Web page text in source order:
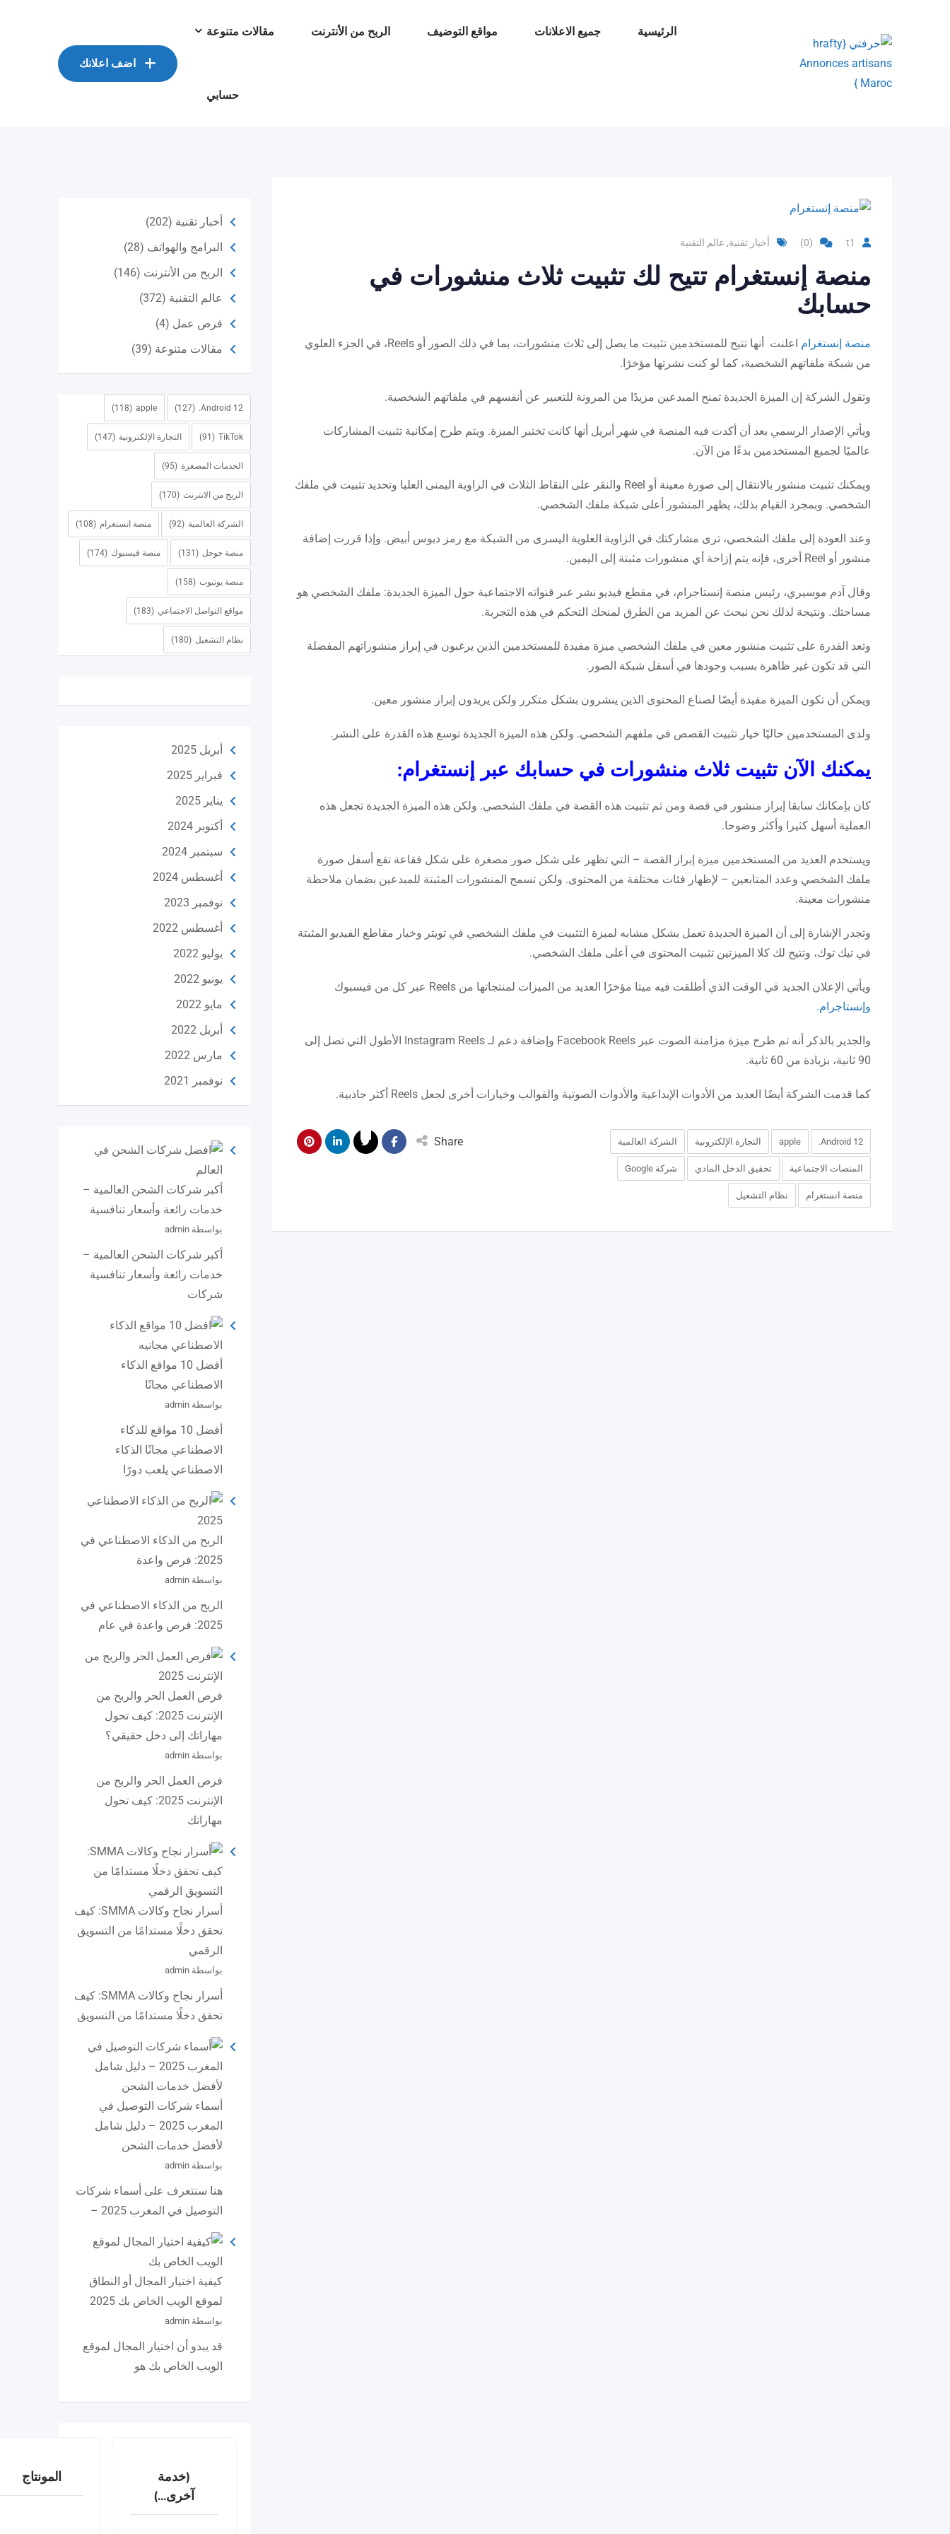
اضف اعلانك
الرئيسية جميع الاعلانات مواقع التوضيف الربح من الأنترنت مقالات متنوعة
حسابي
t1
(0) أخبار تقنية, عالم التقنية
منصة إنستغرام تتيح لك تثبيت ثلاث منشورات في
حسابك
منصة إنستغرام
اعلنت أنها تتيح للمستخدمين تثبيت ما يصل إلى ثلاث منشورات، بما في ذلك الصور أو Reels، في الجزء العلوي
من شبكة ملفاتهم الشخصية، كما لو كنت نشرتها مؤخرًا.
وتقول الشركة إن الميزة الجديدة تمنح المبدعين مزيدًا من المرونة للتعبير عن أنفسهم في ملفاتهم الشخصية.
ويأتي الإصدار الرسمي بعد أن أكدت فيه المنصة في شهر أبريل أنها كانت تختبر الميزة. ويتم طرح إمكانية تثبيت المشاركات
عالميًا لجميع المستخدمين بدءًا من الآن.
ويمكنك تثبيت منشور بالانتقال إلى صورة معينة أو Reel والنقر على النقاط الثلاث في الزاوية اليمنى العليا وتحديد تثبيت في ملفك
الشخصي. وبمجرد القيام بذلك، يظهر المنشور أعلى شبكة ملفك الشخصي.
وعند العودة إلى ملفك الشخصي، ترى مشاركتك في الزاوية العلوية اليسرى من الشبكة مع رمز دبوس أبيض. وإذا قررت إضافة
منشور أو Reel أخرى، فإنه يتم إزاحة أي منشورات مثبتة إلى اليمين.
وقال آدم موسيري، رئيس منصة إنستاجرام، في مقطع فيديو نشر عبر قنواته الاجتماعية حول الميزة الجديدة: ملفك الشخصي هو
مساحتك. ونتيجة لذلك نحن نبحث عن المزيد من الطرق لمنحك التحكم في هذه التجربة.
وتعد القدرة على تثبيت منشور معين في ملفك الشخصي ميزة مفيدة للمستخدمين الذين يرغبون في إبراز منشوراتهم المفضلة
التي قد تكون غير ظاهرة بسبب وجودها في أسفل شبكة الصور.
ويمكن أن تكون الميزة مفيدة أيضًا لصناع المحتوى الذين ينشرون بشكل متكرر ولكن يريدون إبراز منشور معين.
ولدى المستخدمين حاليًا خيار تثبيت القصص في ملفهم الشخصي. ولكن هذه الميزة الجديدة توسع هذه القدرة على النشر.
يمكنك الآن تثبيت ثلاث منشورات في حسابك عبر إنستغرام:
كان بإمكانك سابقا إبراز منشور في قصة ومن ثم تثبيت هذه القصة في ملفك الشخصي. ولكن هذه الميزة الجديدة تجعل هذه
العملية أسهل كثيرا وأكثر وضوحا.
ويستخدم العديد من المستخدمين ميزة إبراز القصة – التي تظهر على شكل صور مصغرة على شكل فقاعة تقع أسفل صورة
ملفك الشخصي وعدد المتابعين – لإظهار فئات مختلفة من المحتوى. ولكن تسمح المنشورات المثبتة للمبدعين بضمان ملاحظة
منشورات معينة.
وتجدر الإشارة إلى أن الميزة الجديدة تعمل بشكل مشابه لميزة التثبيت في ملفك الشخصي في تويتر وخيار مقاطع الفيديو المثبتة
في تيك توك، وتتيح لك كلا الميزتين تثبيت المحتوى في أعلى ملفك الشخصي.
ويأتي الإعلان الجديد في الوقت الذي أطلقت فيه ميتا مؤخرًا العديد من الميزات لمنتجاتها من Reels عبر كل من فيسبوك
وإنستاجرام.
والجدير بالذكر أنه تم طرح ميزة مزامنة الصوت عبر Facebook Reels وإضافة دعم لـ Instagram Reels الأطول التي تصل إلى
90 ثانية، بزيادة من 60 ثانية.
كما قدمت الشركة أيضًا العديد من الأدوات الإبداعية والأدوات الصوتية والقوالب وخيارات أخرى لجعل Reels أكثر جاذبية.
Android 12.
apple التجارة الإلكترونية الشركة العالمية
المنصات الاجتماعية تحقيق الدخل المادي شركة Google
منصة انستغرام نظام التشغيل
Share
أخبار تقنية (202)
البرامج والهواتف (28)
الربح من الأنترنت (146)
عالم التقنية (372)
فرص عمل (4)
مقالات متنوعة (39)
Android 12.
(127)
apple
(118)
TikTok
(91) التجارة الإلكترونية (147)
الخدمات المصغرة (95)
الربح من الانترنت (170)
الشركة العالمية (92) منصة انستغرام (108)
منصة جوجل (131) منصة فيسبوك (174)
منصة يوتيوب (158)
مواقع التواصل الاجتماعي (183)
نظام التشغيل (180)
أبريل 2025
فبراير 2025
يناير 2025
أكتوبر 2024
سبتمبر 2024
أغسطس 2024
نوفمبر 2023
أغسطس 2022
يوليو 2022
يونيو 2022
مايو 2022
أبريل 2022
مارس 2022
نوفمبر 2021
أكبر شركات الشحن العالمية –
خدمات رائعة وأسعار تنافسية
بواسطة admin
أكبر شركات الشحن العالمية –
خدمات رائعة وأسعار تنافسية
شركات
أفضل 10 مواقع الذكاء
الاصطناعي مجانًا
بواسطة admin
أفضل 10 مواقع للذكاء
الاصطناعي مجانًا الذكاء
الاصطناعي يلعب دورًا
الربح من الذكاء الاصطناعي في
2025: فرص واعدة
بواسطة admin
الربح من الذكاء الاصطناعي في
2025: فرص واعدة في عام
فرص العمل الحر والربح من
الإنترنت 2025: كيف تحول
مهاراتك إلى دخل حقيقي؟
بواسطة admin
فرص العمل الحر والربح من
الإنترنت 2025: كيف تحول
مهاراتك
أسرار نجاح وكالات SMMA: كيف
تحقق دخلًا مستدامًا من التسويق
الرقمي
بواسطة admin
أسرار نجاح وكالات SMMA: كيف
تحقق دخلًا مستدامًا من التسويق
أسماء شركات التوصيل في
المغرب 2025 – دليل شامل
لأفضل خدمات الشحن
بواسطة admin
هنا سنتعرف على أسماء شركات
التوصيل في المغرب 2025 –
كيفية اختيار المجال أو النطاق
لموقع الويب الخاص بك 2025
بواسطة admin
قد يبدو أن اختيار المجال لموقع
الويب الخاص بك هو
(خدمة
آخرى...)
المونتاج